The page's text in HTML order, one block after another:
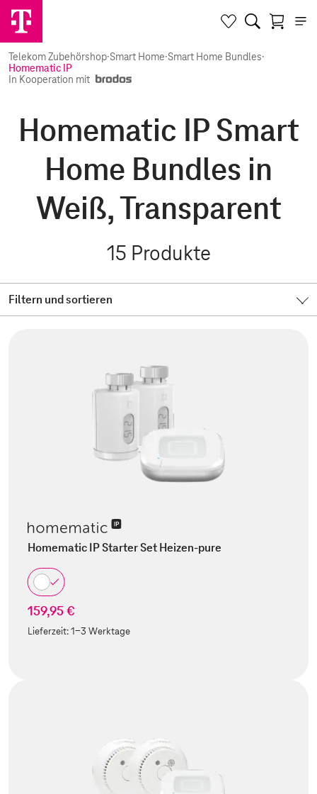
Telekom Zubehörshop·Smart Home·Smart Home Bundles·
Homematic IP
In Kooperation mit
Homematic IP Smart
Home Bundles in
Weiß, Transparent
15 Produkte
Filtern und sortieren
Homematic IP Starter Set Heizen-pure
159,95 €
Lieferzeit:1-3 Werktage